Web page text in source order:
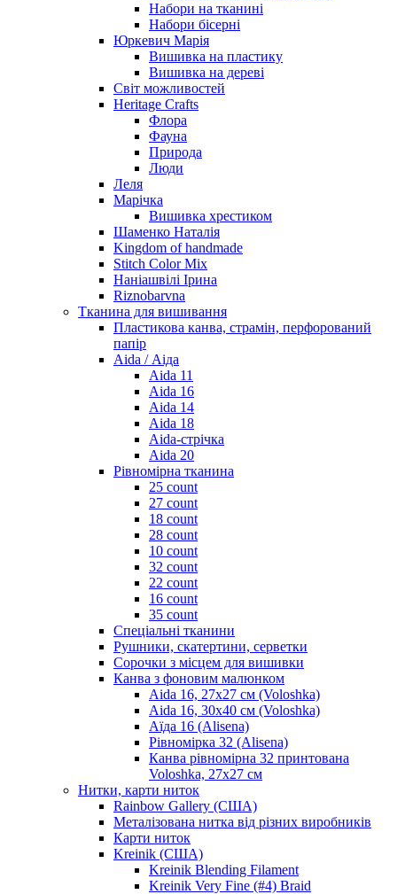
Набори на тканині
Набори бісерні
Юркевич Марія
Вишивка на пластику
Вишивка на дереві
Світ можливостей
Heritage Crafts
Флора
Фауна
Природа
Люди
Леля
Марічка
Вишивка хрестиком
Шаменко Наталія
Kingdom of handmade
Stitch Color Mix
Наніашвілі Ірина
Riznobarvna
Тканина для вишивання
Пластикова канва, страмін, перфорований
папір
Aida / Аіда
Aida 11
Aida 16
Aida 14
Aida 18
Aida-стрічка
Aida 20
Рівномірна тканина
25 count
27 count
18 count
28 count
10 count
32 count
22 count
16 count
35 count
Спеціальні тканини
Рушники, скатертини, серветки
Сорочки з місцем для вишивки
Канва з фоновим малюнком
Aida 16, 27х27 см (Voloshka)
Aida 16, 30х40 см (Voloshka)
Аїда 16 (Alisena)
Рівномірка 32 (Alisena)
Канва рівномірна 32 принтована
Voloshka, 27х27 см
Нитки, карти ниток
Rainbow Gallery (США)
Металізована нитка від різних виробників
Карти ниток
Kreinik (США)
Kreinik Blending Filament
Kreinik Very Fine (#4) Braid